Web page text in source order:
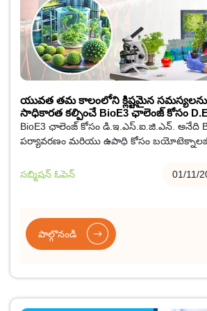
సబ్మిషన్ ఓపెన్ 01/11/
యువత తమ కాలంలోని క్లిష్టమైన సమస్యలను
సాధికారత కల్పించే BioE3 ఛాలెంజ్ కోసం
BioE3 ఛాలెంజ్ కోసం డి.ఇ.ఎస్.ఐ.జి.ఎన్. అనేది
పర్యావరణం మరియు ఉపాధి కోసం బయోటెక్నాలజీ)
నడిపించే వినూత్న, స్థిరమైన మరియు
పరిష్కారాలను ప్రేరేపించడం లక్ష్యంగా
పాల్గొనండి